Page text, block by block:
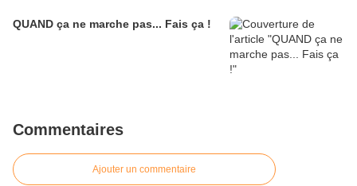
QUAND ça ne marche pas... Fais ça !
Commentaires
Ajouter un commentaire